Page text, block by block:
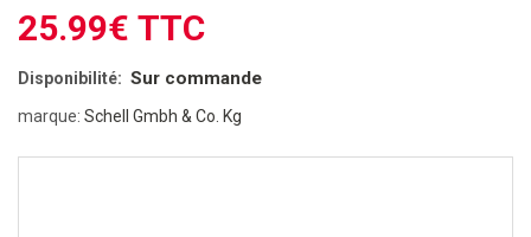
25.99€ TTC
Disponibilité: Sur commande
marque: Schell Gmbh & Co. Kg